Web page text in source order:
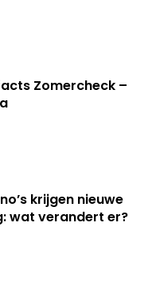
Zomercheck –
krijgen nieuwe
wat verandert er?